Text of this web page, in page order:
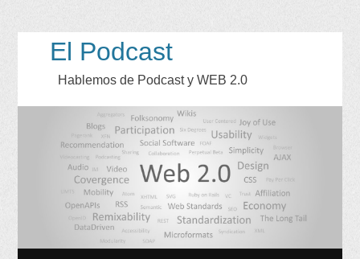
El Podcast
Hablemos de Podcast y WEB 2.0